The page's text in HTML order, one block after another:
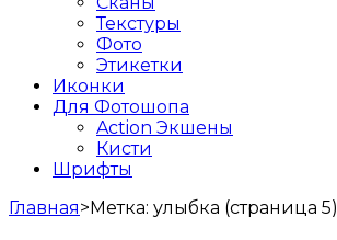
Текстуры
Фото
Этикетки
Иконки
Для Фотошопа
Action Экшены
Кисти
Шрифты
Главная>Метка: улыбка (страница 5)